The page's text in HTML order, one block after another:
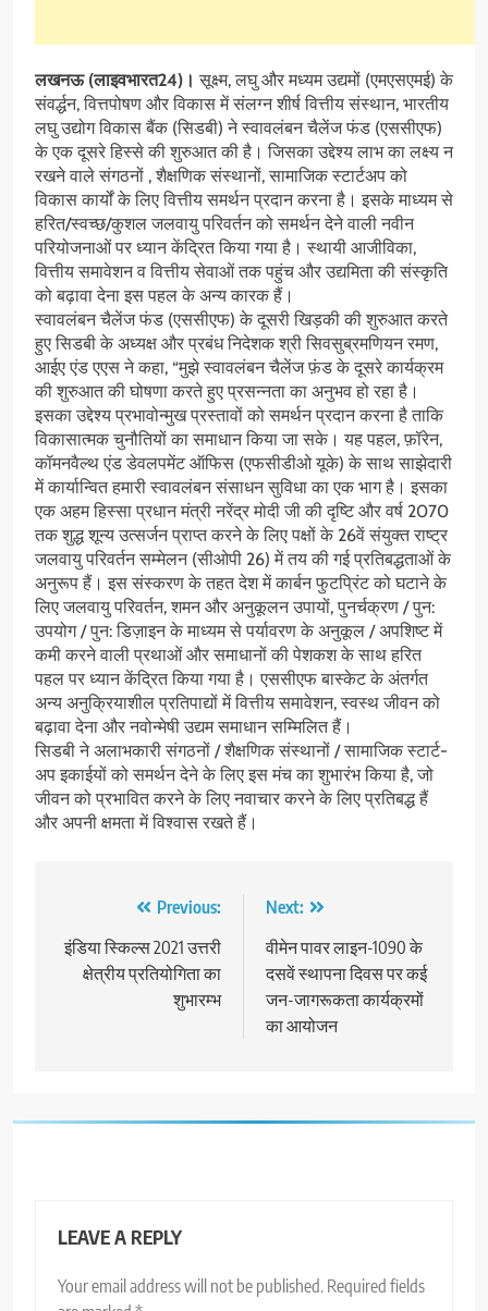
लखनऊ (लाइवभारत24)। सूक्ष्म, लघु और मध्यम उद्यमों (एमएसएमई) के
संवर्द्धन, वित्तपोषण और विकास में संलग्न शीर्ष वित्तीय संस्थान, भारतीय
लघु उद्योग विकास बैंक (सिडबी) ने स्वावलंबन चैलेंज फंड (एससीएफ)
के एक दूसरे हिस्से की शुरुआत की है। जिसका उद्देश्य लाभ का लक्ष्य न
रखने वाले संगठनों , शैक्षणिक संस्थानों, सामाजिक स्टार्टअप को
विकास कार्यों के लिए वित्तीय समर्थन प्रदान करना है। इसके माध्यम से
हरित/स्वच्छ/कुशल जलवायु परिवर्तन को समर्थन देने वाली नवीन
परियोजनाओं पर ध्यान केंद्रित किया गया है। स्थायी आजीविका,
वित्तीय समावेशन व वित्तीय सेवाओं तक पहुंच और उद्यमिता की संस्कृति
को बढ़ावा देना इस पहल के अन्य कारक हैं।
स्वावलंबन चैलेंज फंड (एससीएफ) के दूसरी खिड़की की शुरुआत करते
हुए सिडबी के अध्यक्ष और प्रबंध निदेशक श्री सिवसुब्रमणियन रमण,
आईए एंड एएस ने कहा, “मुझे स्वावलंबन चैलेंज फ़ंड के दूसरे कार्यक्रम
की शुरुआत की घोषणा करते हुए प्रसन्नता का अनुभव हो रहा है।
इसका उद्देश्य प्रभावोन्मुख प्रस्तावों को समर्थन प्रदान करना है ताकि
विकासात्मक चुनौतियों का समाधान किया जा सके। यह पहल, फ़ॉरेन,
कॉमनवैल्थ एंड डेवलपमेंट ऑफिस (एफसीडीओ यूके) के साथ साझेदारी
में कार्यान्वित हमारी स्वावलंबन संसाधन सुविधा का एक भाग है। इसका
एक अहम हिस्सा प्रधान मंत्री नरेंद्र मोदी जी की दृष्टि और वर्ष 2070
तक शुद्ध शून्य उत्सर्जन प्राप्त करने के लिए पक्षों के 26वें संयुक्त राष्ट्र
जलवायु परिवर्तन सम्मेलन (सीओपी 26) में तय की गई प्रतिबद्धताओं के
अनुरूप हैं। इस संस्करण के तहत देश में कार्बन फुटप्रिंट को घटाने के
लिए जलवायु परिवर्तन, शमन और अनुकूलन उपायों, पुनर्चक्रण / पुन:
उपयोग / पुन: डिज़ाइन के माध्यम से पर्यावरण के अनुकूल / अपशिष्ट में
कमी करने वाली प्रथाओं और समाधानों की पेशकश के साथ हरित
पहल पर ध्यान केंद्रित किया गया है। एससीएफ बास्केट के अंतर्गत
अन्य अनुक्रियाशील प्रतिपाद्यों में वित्तीय समावेशन, स्वस्थ जीवन को
बढ़ावा देना और नवोन्मेषी उद्यम समाधान सम्मिलित हैं।
सिडबी ने अलाभकारी संगठनों / शैक्षणिक संस्थानों / सामाजिक स्टार्ट-
अप इकाईयों को समर्थन देने के लिए इस मंच का शुभारंभ किया है, जो
जीवन को प्रभावित करने के लिए नवाचार करने के लिए प्रतिबद्ध हैं
और अपनी क्षमता में विश्वास रखते हैं।
navigation
Previous:
इंडिया स्किल्स 2021 उत्तरी
क्षेत्रीय प्रतियोगिता का
शुभारम्भ
Next:
वीमेन पावर लाइन-1090 के
दसवें स्थापना दिवस पर कई
जन-जागरूकता कार्यक्रमों
का आयोजन
LEAVE A REPLY
Your email address will not be published. Required fields